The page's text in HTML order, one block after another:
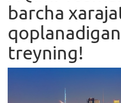
Kurslar
Blog
Yana
barcha
treyning!